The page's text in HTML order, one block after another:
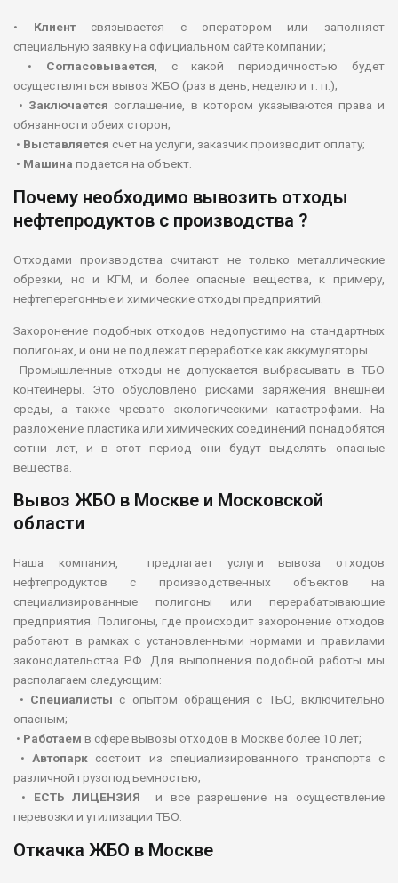
• Клиентсвязывается с оператором или заполняет
специальную заявку на официальном сайте компании;
• Согласовывается, с какой периодичностью будет
осуществляться вывоз ЖБО (раз в день, неделю и т. п.);
• Заключается соглашение, в котором указываются права и
обязанности обеих сторон;
• Выставляется счет на услуги, заказчик производит оплату;
• Машина подается на объект.
Почему необходимо вывозить отходы
нефтепродуктов с производства ?
Отходами производства считают не только металлические
обрезки, но и КГМ, и более опасные вещества, к примеру,
нефтеперегонные и химические отходы предприятий.
Захоронение подобных отходов недопустимо на стандартных
полигонах, и они не подлежат переработке как аккумуляторы.
Промышленные отходы не допускается выбрасывать в ТБО
контейнеры. Это обусловлено рисками заряжения внешней
среды, а также чревато экологическими катастрофами. На
разложение пластика или химических соединений понадобятся
сотни лет, и в этот период они будут выделять опасные
вещества.
Вывоз ЖБО в Москве и Московской
области
Наша компания, предлагает услуги вывоза отходов
нефтепродуктов с производственных объектов на
специализированные полигоны или перерабатывающие
предприятия. Полигоны, где происходит захоронение отходов
работают в рамках с установленными нормами и правилами
законодательства РФ. Для выполнения подобной работы мы
располагаем следующим:
• Специалисты с опытом обращения с ТБО, включительно
опасным;
• Работаем в сфере вывозы отходов в Москве более 10 лет;
•Автопарк состоит из специализированного транспорта с
различной грузоподъемностью;
• ЕСТЬ ЛИЦЕНЗИЯ и все разрешение на осуществление
перевозки и утилизации ТБО.
Откачка ЖБО в Москве